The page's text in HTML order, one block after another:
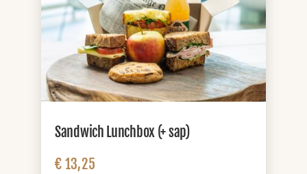
Sandwich Lunchbox (+ sap)
€ 13,25